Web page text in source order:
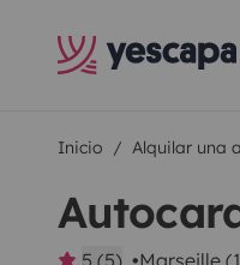
Inicio Alquilar una
5 (5) Marseille